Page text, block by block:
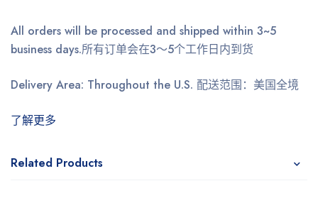
All orders will be processed and shipped within 3~5
business days.所有订单会在3～5个工作日内到货
Delivery Area: Throughout the U.S. 配送范围：美国全境
了解更多
Related Products